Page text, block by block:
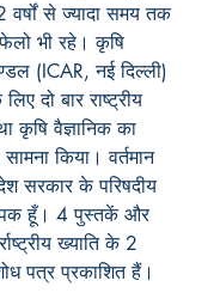
वर्षों से ज्यादा समय तक
भी रहे। कृषि
(ICAR, नई दिल्ली)
दो बार राष्ट्रीय
कृषि वैज्ञानिक का
सामना किया। वर्तमान
सरकार के परिषदीय
हूँ। 4 पुस्तकें और
ख्याति के 2
पत्र प्रकाशित हैं।